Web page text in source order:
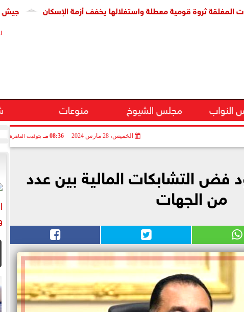
جيش الاحتلال: مقتل ثروة قومية معطلة واستغلالها يخفف أزمة الإسكان
النواب مجلس الشيوخ منوعات
الخميس، 28 مارس 2024 08:36 مـ بتوقيت القاهرة
فض التشابكات المالية بين عدد
من الجهات